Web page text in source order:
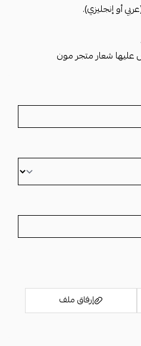
أو إنجليزي).
عليها شعار متجر مون
إرفاق ملف